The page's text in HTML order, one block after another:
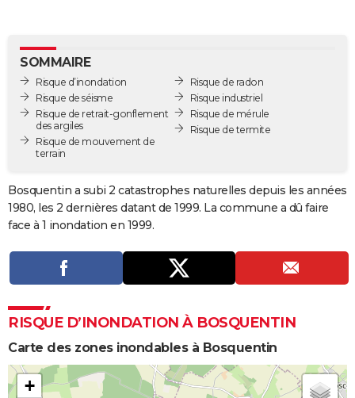
GUIDES D'ACHAT
BONS PLANS
CARTE DE VOEUX
Carte de Noël
Carte Bonne année
Carte Saint-Valentin
Carte Pâques
Carte d'anniversaire
DICTIONNAIRE
COPAINS D'AVANT
Bricolage
Lifestyle
Culture
Sport
Auto
Television
Voyage
Cinema
SOMMAIRE
Risque d’inondation
Risque de séisme
Risque de retrait-gonflement
des argiles
Risque de mouvement de
terrain
Risque de radon
Risque industriel
Risque de mérule
Risque de termite
Bosquentin a subi 2 catastrophes naturelles depuis les années
1980, les 2 dernières datant de 1999. La commune a dû faire
face à 1 inondation en 1999.
RISQUE D’INONDATION À BOSQUENTIN
Carte des zones inondables à Bosquentin
+